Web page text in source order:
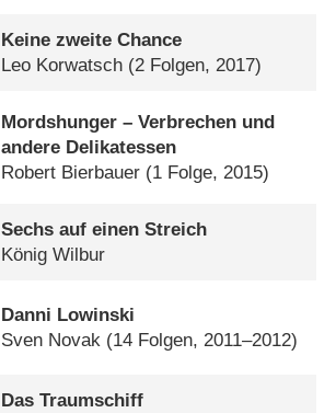
Keine zweite Chance
Leo Korwatsch (2 Folgen, 2017)
Mordshunger – Verbrechen und
andere Delikatessen
Robert Bierbauer (1 Folge, 2015)
Sechs auf einen Streich
König Wilbur
Danni Lowinski
Sven Novak (14 Folgen, 2011–2012)
Das Traumschiff